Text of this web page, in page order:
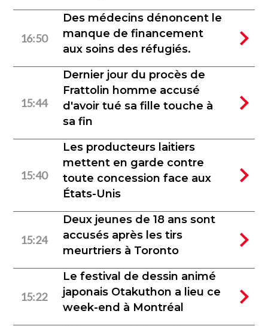
16:50
Des médecins dénoncent le
manque de financement
aux soins des réfugiés.
15:44
Dernier jour du procès de
Frattolin homme accusé
d'avoir tué sa fille touche à
sa fin
15:40
Les producteurs laitiers
mettent en garde contre
toute concession face aux
États-Unis
15:24
Deux jeunes de 18 ans sont
accusés après les tirs
meurtriers à Toronto
15:22
Le festival de dessin animé
japonais Otakuthon a lieu ce
week-end à Montréal